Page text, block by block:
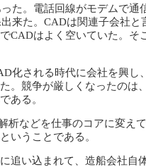
た。電話回線がモデムで
来た。CADは関連子会社
CADはよく空いていた。
化される時代に会社を興
。競争が厳しくなったの
ある。
などを仕事のコアに変え
いうことである。
追い込まれて、造船会社